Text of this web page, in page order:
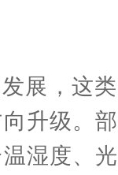
展，这
升级。
湿度、